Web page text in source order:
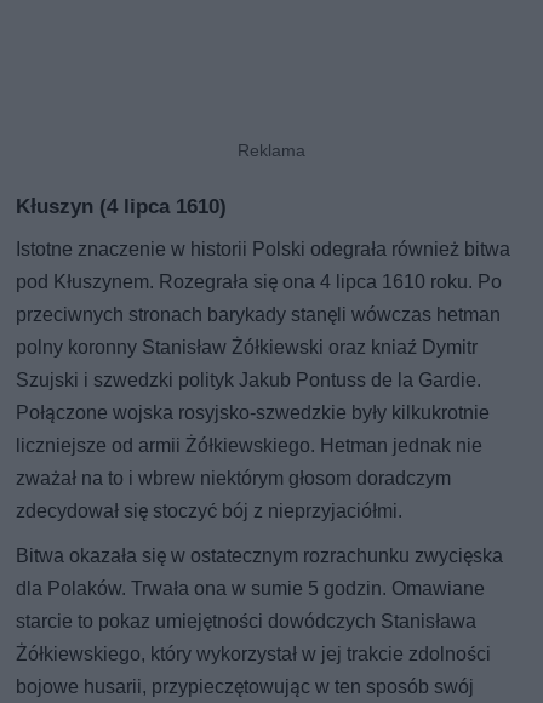
Kłuszyn (4 lipca 1610)
Istotne znaczenie w historii Polski odegrała również bitwa
pod Kłuszynem. Rozegrała się ona 4 lipca 1610 roku. Po
przeciwnych stronach barykady stanęli wówczas hetman
polny koronny Stanisław Żółkiewski oraz kniaź Dymitr
Szujski i szwedzki polityk Jakub Pontuss de la Gardie.
Połączone wojska rosyjsko-szwedzkie były kilkukrotnie
liczniejsze od armii Żółkiewskiego. Hetman jednak nie
zważał na to i wbrew niektórym głosom doradczym
zdecydował się stoczyć bój z nieprzyjaciółmi.
Bitwa okazała się w ostatecznym rozrachunku zwycięska
dla Polaków. Trwała ona w sumie 5 godzin. Omawiane
starcie to pokaz umiejętności dowódczych Stanisława
Żółkiewskiego, który wykorzystał w jej trakcie zdolności
bojowe husarii, przypieczętowując w ten sposób swój